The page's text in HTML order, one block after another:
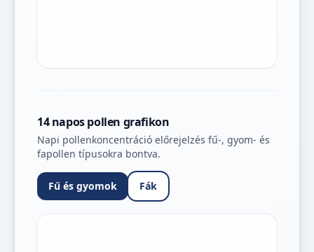
14 napos pollen grafikon
Napi pollenkoncentráció előrejelzés fű-, gyom- és
fapollen típusokra bontva.
Fű és gyomok Fák